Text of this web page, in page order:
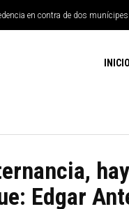
en contra de dos munícipes
INICIO
Edgar